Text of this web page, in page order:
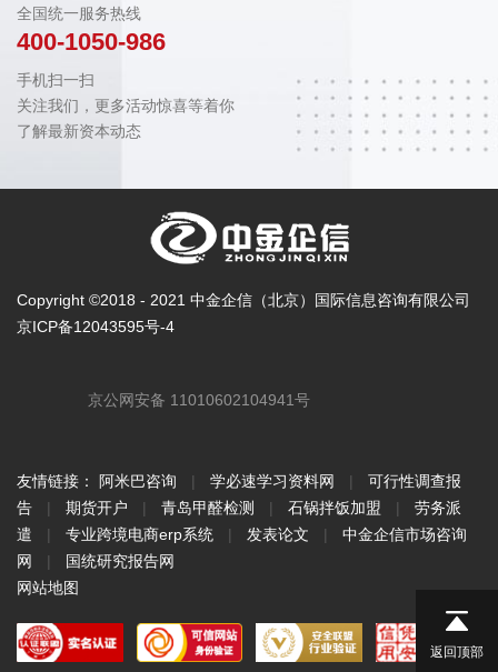
全国统一服务热线
400-1050-986
手机扫一扫
关注我们，更多活动惊喜等着你
了解最新资本动态
Copyright ©2018 - 2021 中金企信（北京）国际信息咨询有限公司
京ICP备12043595号-4
京公网安备 11010602104941号
友情链接： 阿米巴咨询 | 学必速学习资料网 |
可行性调查报
告
| 期货开户 | 青岛甲醛检测 | 石锅拌饭加盟 |
劳务派
遣
| 专业跨境电商erp系统 | 发表论文 |
中金企信市场咨询
网
|
国统研究报告网
网站地图
返回顶部